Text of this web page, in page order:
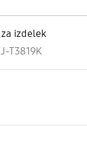
izdelek
T3819K